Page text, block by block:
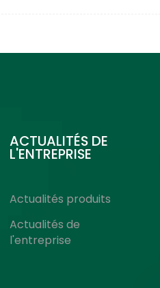
ACTUALITÉS DE
L'ENTREPRISE
Actualités produits
Actualités de
l'entreprise